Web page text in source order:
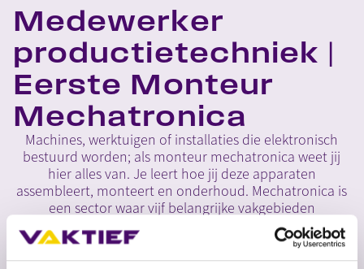
Medewerker
productietechniek |
Eerste Monteur
Mechatronica
Machines, werktuigen of installaties die elektronisch
bestuurd worden; als monteur mechatronica weet jij
hier alles van. Je leert hoe jij deze apparaten
assembleert, monteert en onderhoud. Mechatronica is
een sector waar vijf belangrijke vakgebieden
samenkomen: besturingstechniek, elektrotechniek,
metaaltechniek, meet- en regeltechniek en ook
werktuigbouwkunde.